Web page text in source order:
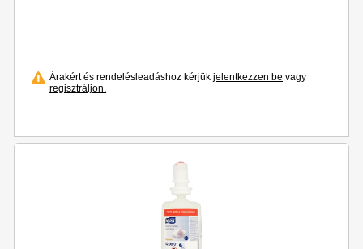
Árakért és rendelésleadáshoz kérjük jelentkezzen be vagy
regisztráljon.